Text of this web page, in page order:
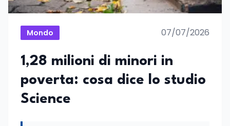
Mondo 07/07/2026
1,28 milioni di minori in
poverta: cosa dice lo studio
Science